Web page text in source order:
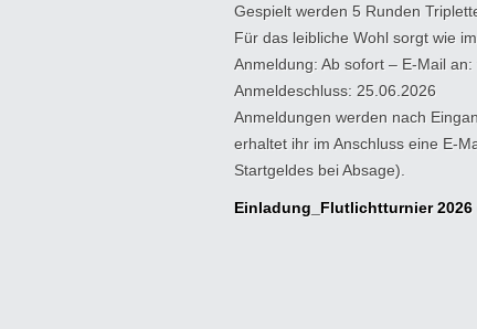
Gespielt werden 5 Runden
Für das leibliche Wohl sorgt wie
Anmeldung: Ab sofort – E-Mail
Anmeldeschluss: 25.06.2026
Anmeldungen werden nach
erhaltet ihr im Anschluss eine E-
Startgeldes bei Absage).
Einladung_Flutlichtturnier 2026